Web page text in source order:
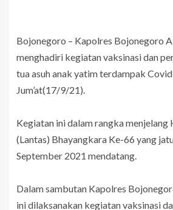
Bojonegoro – Kapolres Bojonegoro
menghadiri kegiatan vaksinasi dan
tua asuh anak yatim terdampak
Jum’at(17/9/21).
Kegiatan ini dalam rangka menjelang
(Lantas) Bhayangkara Ke-66 yang
September 2021 mendatang.
Dalam sambutan Kapolres
ini dilaksanakan kegiatan vaksinasi